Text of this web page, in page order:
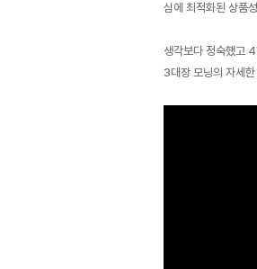
심에 최적화된 상품
생각보다 정숙했고
3대장 모닝의 자세